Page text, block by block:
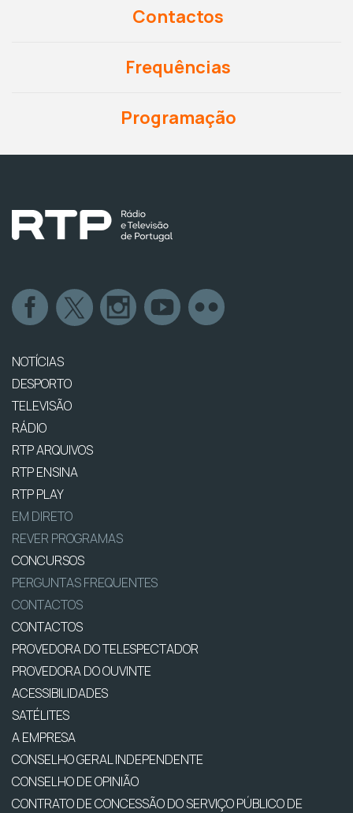
Contactos
Frequências
Programação
NOTÍCIAS
DESPORTO
TELEVISÃO
RÁDIO
RTP ARQUIVOS
RTP ENSINA
RTP PLAY
EM DIRETO
REVER PROGRAMAS
CONCURSOS
PERGUNTAS FREQUENTES
CONTACTOS
CONTACTOS
PROVEDORA DO TELESPECTADOR
PROVEDORA DO OUVINTE
ACESSIBILIDADES
SATÉLITES
A EMPRESA
CONSELHO GERAL INDEPENDENTE
CONSELHO DE OPINIÃO
CONTRATO DE CONCESSÃO DO SERVIÇO PÚBLICO DE